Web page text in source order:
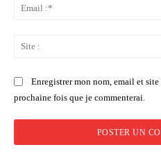
Enregistrer mon nom, email et
prochaine fois que je commenterai.